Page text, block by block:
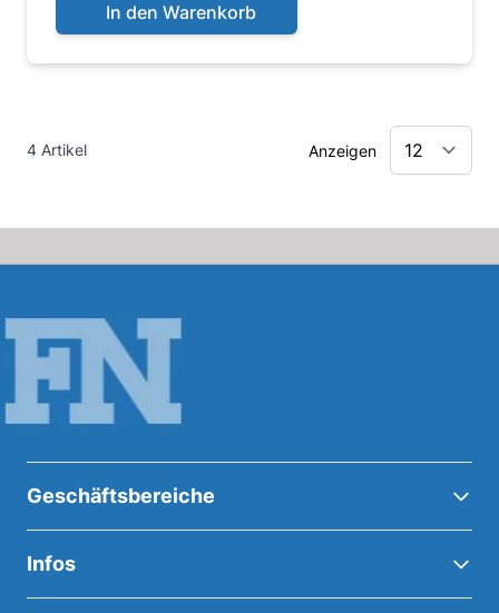
In den Warenkorb
4 Artikel Anzeigen
Geschäftsbereiche
Infos